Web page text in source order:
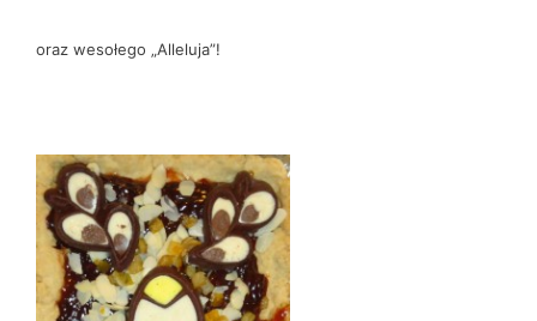
oraz wesołego „Alleluja”!